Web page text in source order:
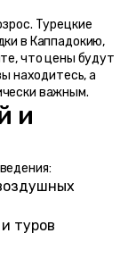
Турецкие
в Каппадокию,
что цены будут
находитесь, а
важным.
и
туров